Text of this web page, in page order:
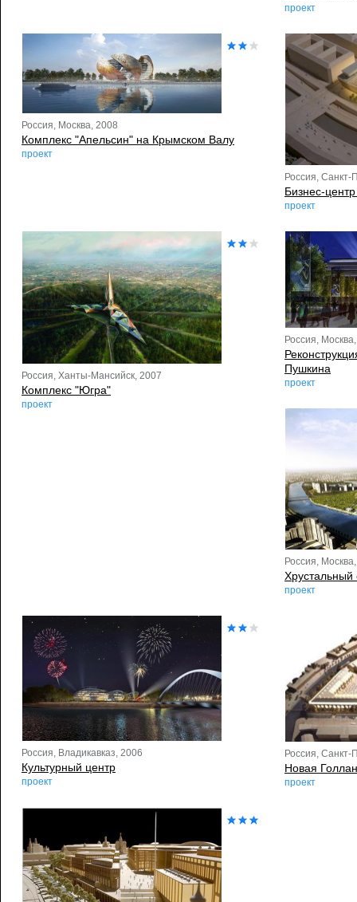
проект
Россия, Москва, 2008
Комплекс "Апельсин" на Крымском Валу
проект
Россия, Санкт-
Бизнес-
проект
Россия, Ханты-Мансийск, 2007
Комплекс "Югра"
проект
Россия,
Пушкина
проект
Россия,
Хрустальный
проект
Россия, Владикавказ, 2006
Культурный центр
проект
Россия, Санкт-
Новая
проект